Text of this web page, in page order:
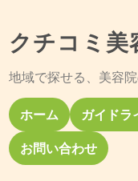
クチコミ美
地域で探せる、美容
ホーム ガイドラ
お問い合わせ